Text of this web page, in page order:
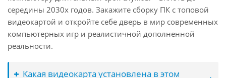
середины 2030х годов. Закажите сборку ПК с топовой
видеокартой и откройте себе дверь в мир современных
компьютерных игр и реалистичной дополненной
реальности.
Какая видеокарта установлена в этом